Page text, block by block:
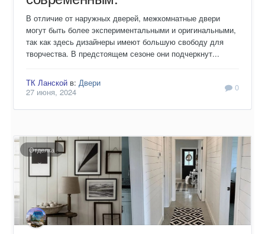
В отличие от наружных дверей, межкомнатные двери
могут быть более экспериментальными и оригинальными,
так как здесь дизайнеры имеют большую свободу для
творчества. В предстоящем сезоне они подчеркнут...
ТК Ланской в: Двери
27 июня, 2024
0
Отделка